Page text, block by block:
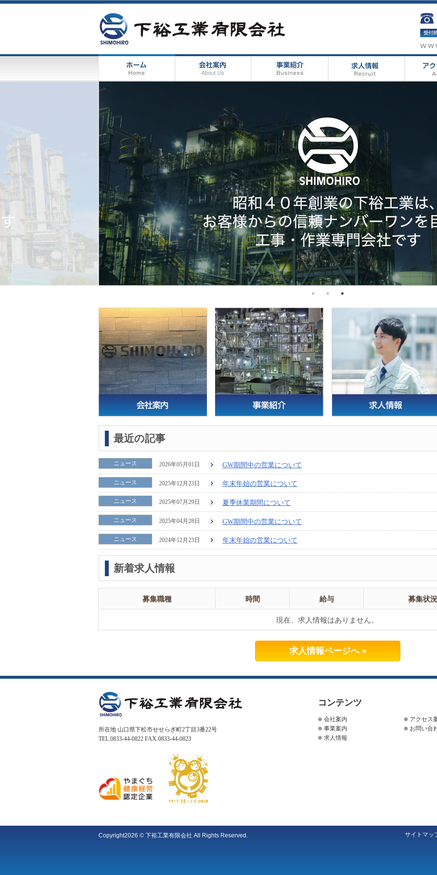
最近の記事
ニュース 2026年05月01日 GW期間中の営業について
ニュース 2025年12月23日 年末年始の営業について
ニュース 2025年07月29日 夏季休業期間について
ニュース 2025年04月28日 GW期間中の営業について
ニュース 2024年12月23日 年末年始の営業について
新着求人情報
募集職種 時間 給与 募集状況
現在、求人情報はありません。
求人情報ページへ »
所在地 山口県下松市せせらぎ町2丁目3番22号
TEL.0833-44-0822 FAX.0833-44-0823
コンテンツ
会社案内
事業案内
求人情報
アクセス
お問い合
Copyright2026 © 下裕工業有限会社 All Rights Reserved. サイトマッ